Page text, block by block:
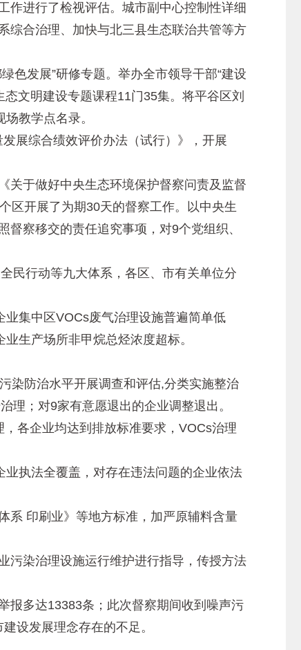
作进行了检视评估。城市副中心控制性详细
综合治理、加快与北三县生态联治共管等方
发展”研修专题。举办全市领导干部“建设
文明建设专题课程11门35集。将平谷区刘
教学点名录。
展综合绩效评价办法（试行）》，开展
于做好中央生态环境保护督察问责及监督
区开展了为期30天的督察工作。以中央生
察移交的责任追究事项，对9个党组织、
行动等九大体系，各区、市有关单位分
集中区VOCs废气治理设施普遍简单低
生产场所非甲烷总烃浓度超标。
防治水平开展调查和评估,分类实施整治
理；对9家有意愿退出的企业调整退出。
各企业均达到排放标准要求，VOCs治理
执法全覆盖，对存在违法问题的企业依法
印刷业》等地方标准，加严原辅料含量
染治理设施运行维护进行指导，传授方法
多达13383条；此次督察期间收到噪声污
设发展理念存在的不足。